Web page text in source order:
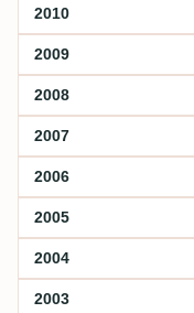
2010
2009
2008
2007
2006
2005
2004
2003